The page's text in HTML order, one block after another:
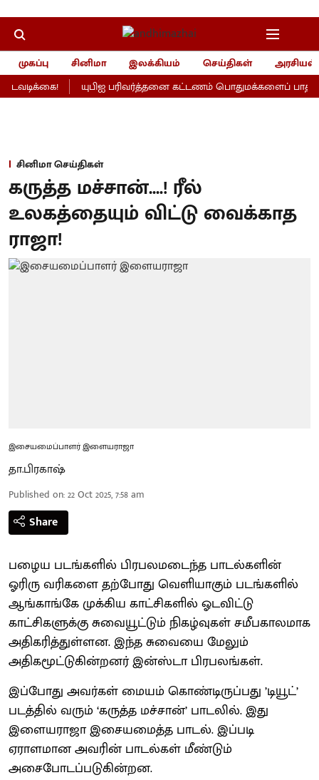
முகப்பு சினிமா இலக்கியம் செய்திகள்
அரசியல்
யுபிஐ பரிவர்த்தனை கட்டணம் பொதுமக்களைப்
சினிமா செய்திகள்
கருத்த மச்சான்....! ரீல்
உலகத்தையும் விட்டு வைக்காத
ராஜா!
இசையமைப்பாளர் இளையராஜா
தா.பிரகாஷ்
Published on:22 Oct 2025, 7:58 am
Share
பழைய படங்களில் பிரபலமடைந்த பாடல்களின்
ஓரிரு வரிகளை தற்போது வெளியாகும் படங்களில்
ஆங்காங்கே முக்கிய காட்சிகளில் ஓடவிட்டு
காட்சிகளுக்கு சுவையூட்டும் நிகழ்வுகள் சமீபகாலமாக
அதிகரித்துள்ளன. இந்த சுவையை மேலும்
அதிகமூட்டுகின்றனர் இன்ஸ்டா பிரபலங்கள்.
இப்போது அவர்கள் மையம் கொண்டிருப்பது ’டியூட்’
படத்தில் வரும் ‘கருத்த மச்சான்’ பாடலில். இது
இளையராஜா இசையமைத்த பாடல். இப்படி
ஏராளமான அவரின் பாடல்கள் மீண்டும்
அசைபோடப்படுகின்றன.